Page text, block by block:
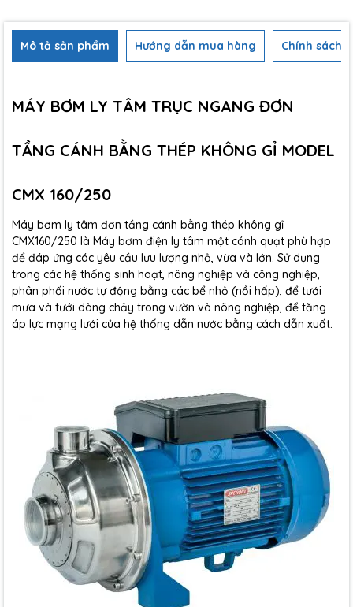
Mô tả sản phẩm Hướng dẫn mua hàng Chính sách
MÁY BƠM LY TÂM TRỤC NGANG ĐƠN
TẦNG CÁNH BẰNG THÉP KHÔNG GỈ MODEL
CMX 160/250
Máy bơm ly tâm đơn tầng cánh bằng thép không gỉ
CMX160/250 là Máy bơm điện ly tâm một cánh quạt phù hợp
để đáp ứng các yêu cầu lưu lượng nhỏ, vừa và lớn. Sử dụng
trong các hệ thống sinh hoạt, nông nghiệp và công nghiệp,
phân phối nước tự động bằng các bể nhỏ (nồi hấp), để tưới
mưa và tưới dòng chảy trong vườn và nông nghiệp, để tăng
áp lực mạng lưới của hệ thống dẫn nước bằng cách dẫn xuất.